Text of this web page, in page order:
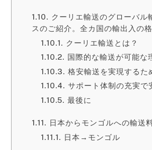
クーリエ輸送のグローバル
スのご紹介。全カ国の輸出入の
クーリエ輸送とは？
国際的な輸送が可能な
格安輸送を実現するた
サポート体制の充実で
最後に
日本からモンゴルへの輸送
日本→モンゴル